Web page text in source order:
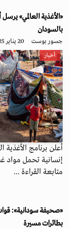
«الأغذية العالمي»
بالسودان
جسور بوست 20 يناير 2025 - 21:03
أخبار
أعلن برنامج الأغذية
إنسانية تحمل مواد
متابعة القراءة ...
«صحيفة سودانية»:
بطائرات مسيرة